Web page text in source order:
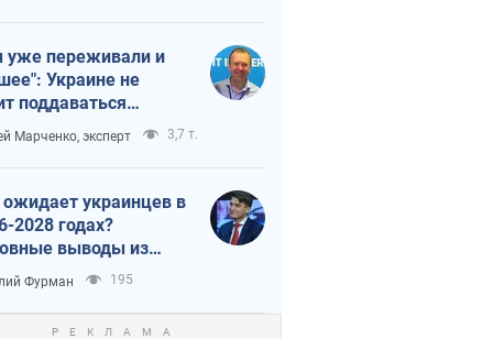
переживали и
Украине не
поддаваться
из-за
террора
Марченко, эксперт 3,7 т.
ожидает украинцев в
2028 годах?
выводы из
прогнозов от НБУ
Фурман 195